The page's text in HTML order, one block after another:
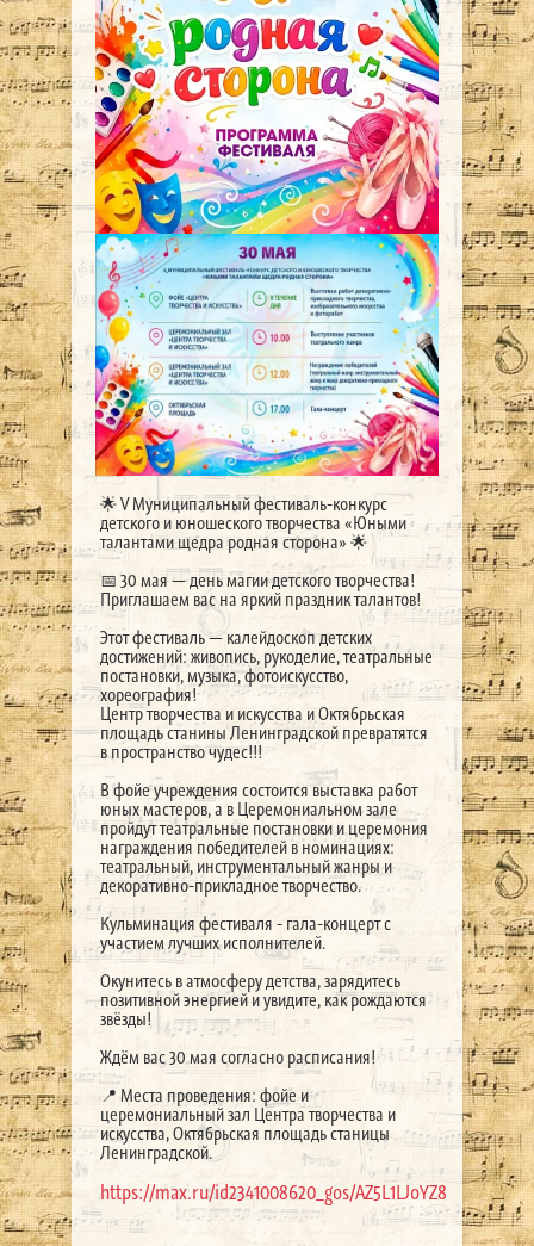
🌟 V Муниципальный фестиваль-конкурс
детского и юношеского творчества «Юными
талантами щедра родная сторона» 🌟
📅 30 мая — день магии детского творчества!
Приглашаем вас на яркий праздник талантов!
Этот фестиваль — калейдоскоп детских
достижений: живопись, рукоделие, театральные
постановки, музыка, фотоискусство,
хореография!
Центр творчества и искусства и Октябрьская
площадь станины Ленинградской превратятся
в пространство чудес!!!
В фойе учреждения состоится выставка работ
юных мастеров, а в Церемониальном зале
пройдут театральные постановки и церемония
награждения победителей в номинациях:
театральный, инструментальный жанры и
декоративно-прикладное творчество.
Кульминация фестиваля - гала-концерт с
участием лучших исполнителей.
Окунитесь в атмосферу детства, зарядитесь
позитивной энергией и увидите, как рождаются
звёзды!
Ждём вас 30 мая согласно расписания!
📍 Места проведения: фойе и
церемониальный зал Центра творчества и
искусства, Октябрьская площадь станицы
Ленинградской.
https://max.ru/id2341008620_gos/AZ5L1LJoYZ8